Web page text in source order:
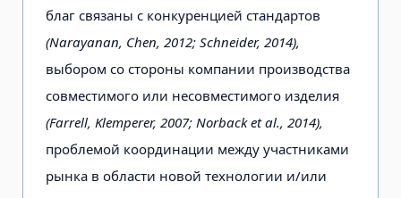
благ связаны с конкуренцией стандартов
(Narayanan, Chen, 2012; Schneider, 2014),
выбором со стороны компании производства
совместимого или несовместимого изделия
(Farrell, Klemperer, 2007; Norback et al., 2014),
проблемой координации между участниками
рынка в области новой технологии и/или